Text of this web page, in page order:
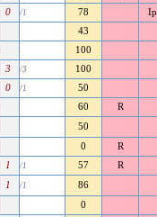
0 /1 78 Ip
43
100
3 /3 100
0 /1 50
60 R
50
0 R
1 /1 57 R
1 /1 86
0